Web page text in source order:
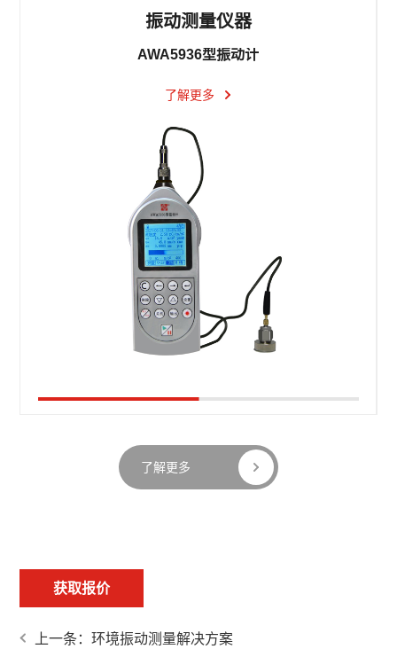
振动测量仪器
AWA5936型振动计
了解更多
了解更多
获取报价
上一条：环境振动测量解决方案